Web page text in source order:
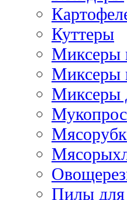
Куттеры
Миксеры
Миксеры
Миксеры
Пилы для